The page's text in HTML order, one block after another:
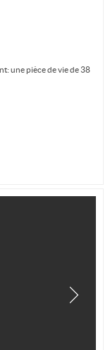
une pièce de vie de 38